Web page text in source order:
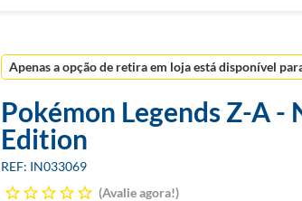
Apenas a opção de retira em loja está disponível
Pokémon Legends Z-A
Edition
IN033069
Avalie agora!